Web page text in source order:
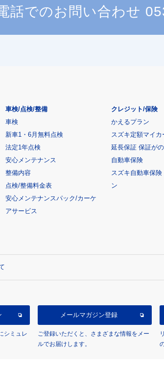
話でのお問い合わせ
車検/点検/整備
車検
新車1・6月無料点検
法定1年点検
安心メンテナンス
整備内容
点検/整備料金表
安心メンテナンスパック/カーケ
アサービス
クレジット/保険
かえるプラン
スズキ定額マイカ
延長保証 保証が
自動車保険
スズキ自動車保険
ン
シミュレ
メールマガジン登録
ご登録いただくと、さまざまな情報をメー
ルでお届けします。